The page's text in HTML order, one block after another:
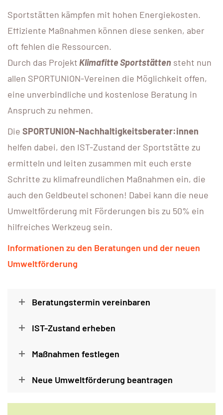
Sportstätten kämpfen mit hohen Energiekosten.
Effiziente Maßnahmen können diese senken, aber
oft fehlen die Ressourcen.
Durch das Projekt Klimafitte Sportstätten steht nun
allen SPORTUNION-Vereinen die Möglichkeit offen,
eine unverbindliche und kostenlose Beratung in
Anspruch zu nehmen.
Die SPORTUNION-Nachhaltigkeitsberater:innen
helfen dabei, den IST-Zustand der Sportstätte zu
ermitteln und leiten zusammen mit euch erste
Schritte zu klimafreundlichen Maßnahmen ein, die
auch den Geldbeutel schonen! Dabei kann die neue
Umweltförderung mit Förderungen bis zu 50% ein
hilfreiches Werkzeug sein.
Informationen zu den Beratungen und der neuen
Umweltförderung
Beratungstermin vereinbaren
IST-Zustand erheben
Maßnahmen festlegen
Neue Umweltförderung beantragen